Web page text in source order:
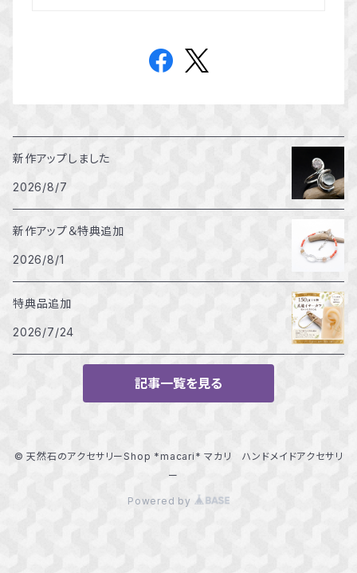
新作アップしました
2026/8/7
新作アップ＆特典追加
2026/8/1
特典品追加
2026/7/24
記事一覧を見る
© 天然石のアクセサリーShop *macari* マカリ ハンドメイドアクセサリ
ー
Powered by